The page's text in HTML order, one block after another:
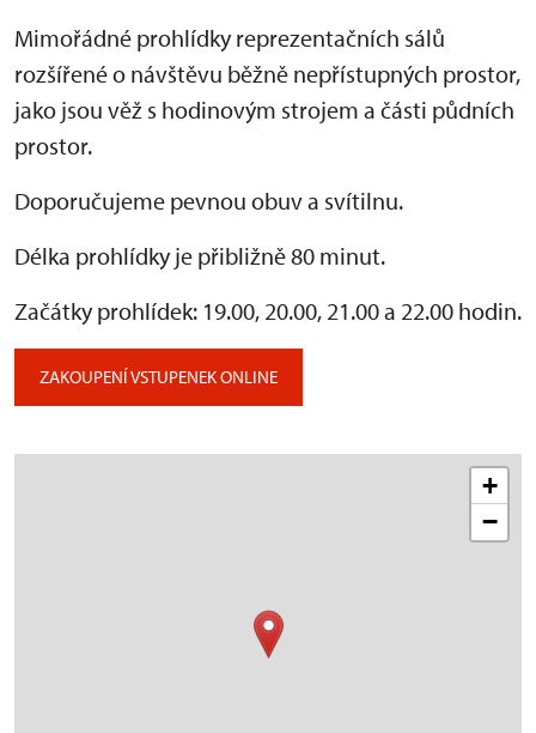
Mimořádné prohlídky reprezentačních sálů
rozšířené o návštěvu běžně nepřístupných prostor,
jako jsou věž s hodinovým strojem a části půdních
prostor.
Doporučujeme pevnou obuv a svítilnu.
Délka prohlídky je přibližně 80 minut.
Začátky prohlídek: 19.00, 20.00, 21.00 a 22.00 hodin.
ZAKOUPENÍ VSTUPENEK ONLINE
+
−